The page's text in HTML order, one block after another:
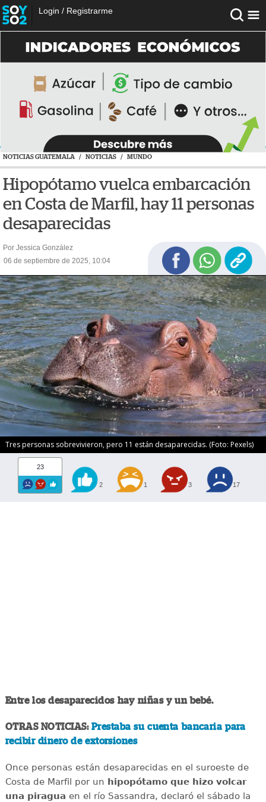
Login / Registrarme
NOTICIAS GUATEMALA / NOTICIAS / MUNDO
Hipopótamo vuelca embarcación
en Costa de Marfil, hay 11 personas
desaparecidas
Por Jessica González
06 de septiembre de 2025, 10:04
Tres personas sobrevivieron, pero 11 están desaparecidas. (Foto: Pexels)
23
2 1 3 17
Entre los desaparecidos hay niñas y un bebé.
OTRAS NOTICIAS: Prestaba su cuenta bancaria para
recibir dinero de extorsiones
Once personas están desaparecidas en el suroeste de
Costa de Marfil por un hipopótamo que hizo volcar
una piragua en el río Sassandra, declaró el sábado la